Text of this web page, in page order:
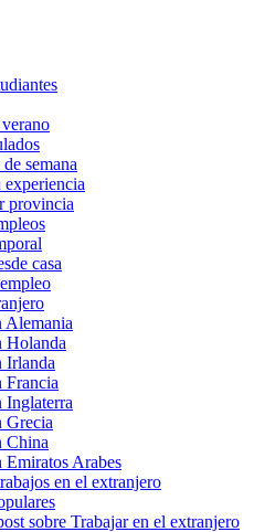
semana
experiencia
provincia
casa
Alemania
Holanda
Irlanda
Francia
Inglaterra
Grecia
China
Emiratos Arabes
en el extranjero
sobre Trabajar en el extranjero